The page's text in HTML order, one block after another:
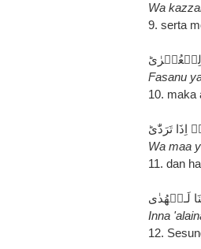
Wa
9. serta
لِلۡعُسۡرٰىؕ
Fasanu
10. maka
تَرَدّٰىؕ
Wa maa
11. dan
لَـلۡهُدٰى
Inna
12.